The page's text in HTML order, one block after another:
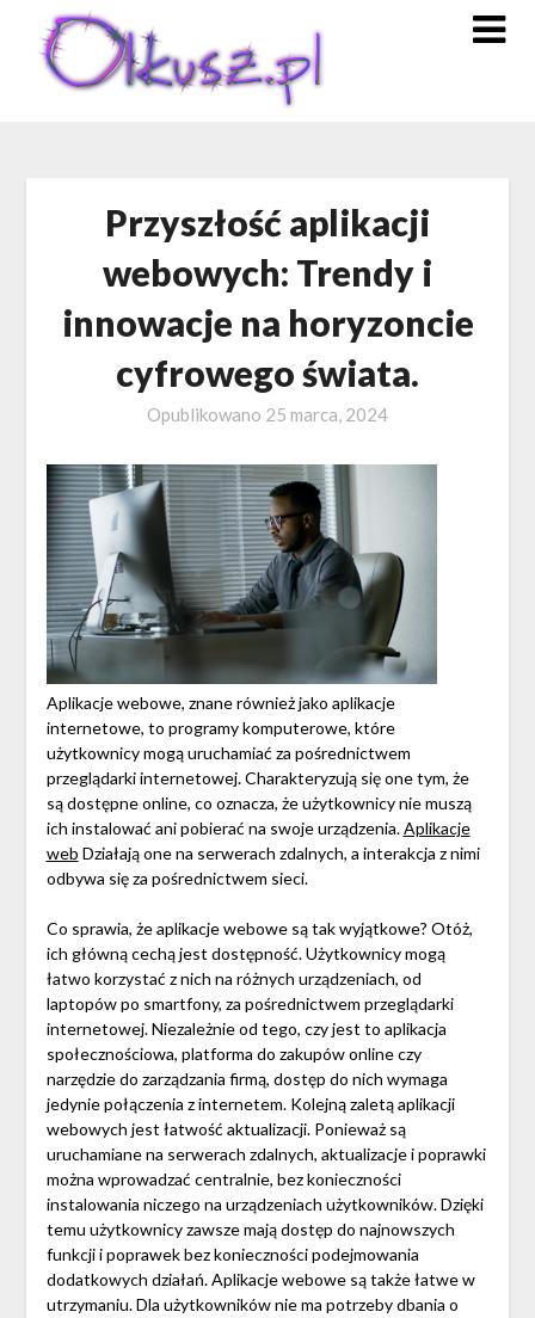
content
Przyszłość aplikacji
webowych: Trendy i
innowacje na horyzoncie
cyfrowego świata.
Opublikowano 25 marca, 2024
Aplikacje webowe, znane również jako aplikacje
internetowe, to programy komputerowe, które
użytkownicy mogą uruchamiać za pośrednictwem
przeglądarki internetowej. Charakteryzują się one tym, że
są dostępne online, co oznacza, że użytkownicy nie muszą
ich instalować ani pobierać na swoje urządzenia.Aplikacje
web Działają one na serwerach zdalnych, a interakcja z nimi
odbywa się za pośrednictwem sieci.
Co sprawia, że aplikacje webowe są tak wyjątkowe? Otóż,
ich główną cechą jest dostępność. Użytkownicy mogą
łatwo korzystać z nich na różnych urządzeniach, od
laptopów po smartfony, za pośrednictwem przeglądarki
internetowej. Niezależnie od tego, czy jest to aplikacja
społecznościowa, platforma do zakupów online czy
narzędzie do zarządzania firmą, dostęp do nich wymaga
jedynie połączenia z internetem. Kolejną zaletą aplikacji
webowych jest łatwość aktualizacji. Ponieważ są
uruchamiane na serwerach zdalnych, aktualizacje i poprawki
można wprowadzać centralnie, bez konieczności
instalowania niczego na urządzeniach użytkowników. Dzięki
temu użytkownicy zawsze mają dostęp do najnowszych
funkcji i poprawek bez konieczności podejmowania
dodatkowych działań. Aplikacje webowe są także łatwe w
utrzymaniu. Dla użytkowników nie ma potrzeby dbania o